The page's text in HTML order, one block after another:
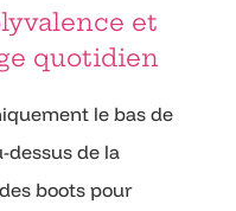
et
quotidien
le bas de
dessus de la
boots pour